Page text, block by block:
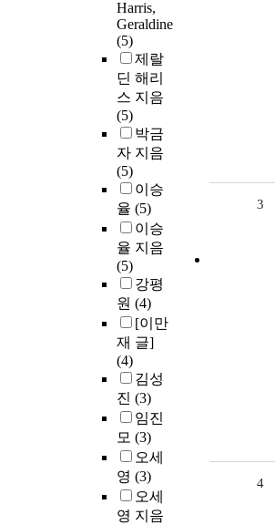
Harris,
Geraldine
(5)
제랄
딘 해리
스 지음
(5)
박금
자 지음
(5)
이승
율 (5)
이승
율 지음
(5)
강평
원 (4)
[이만
재 글]
(4)
김성
진 (3)
임진
모 (3)
오세
영 (3)
오세
영 지음
3
4